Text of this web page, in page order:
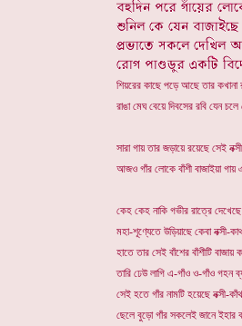
শিয়রের কাছে পড়ে আছে তার কখানা
রাঙা মেঘ বেয়ে দিবসের রবি যেন চলে
সারা গায় তার জড়ায়ে রয়েছে সেই
আজও গাঁর লোকে বাঁশী বাজাইয়া গায়
কেহ কেহ নাকি গভীর রাত্রে
মহা-শূণ্যেতে উড়িয়াছে কেবা নক্সী-
হাতে তার সেই বাঁশের বাঁশীটি
তারি ঢেউ লাগি এ-গাঁও ও-গাঁও গহন
সেই হতে গাঁর নামটি হয়েছে নক্সী-
ছেলে বুড়ো গাঁর সকলেই জানে ইহার